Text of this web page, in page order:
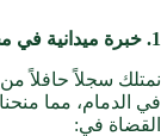
1. خبرة ميدانية في مجمع محاكم الدمام
نمتلك سجلاً حافلاً من
في الدمام، مما
القضاة في: